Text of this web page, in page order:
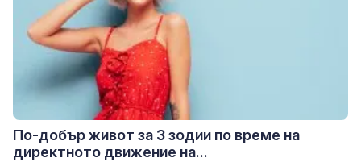
По-добър живот за 3 зодии по време на
директното движение на...